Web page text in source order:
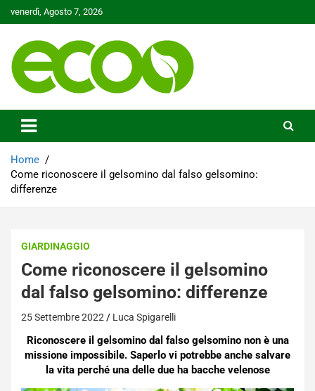
to
venerdì, Agosto 7, 2026
Ecoo.it
Home
Come riconoscere il gelsomino dal falso gelsomino:
differenze
GIARDINAGGIO
Come riconoscere il gelsomino
dal falso gelsomino: differenze
25 Settembre 2022 Luca Spigarelli
Riconoscere il gelsomino dal falso gelsomino non è una
missione impossibile. Saperlo vi potrebbe anche salvare
la vita perché una delle due ha bacche velenose